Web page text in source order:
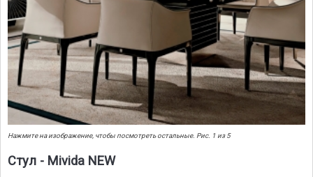
Нажмите на изображение, чтобы посмотреть остальные. Рис. 1 из 5
Стул - Mivida NEW